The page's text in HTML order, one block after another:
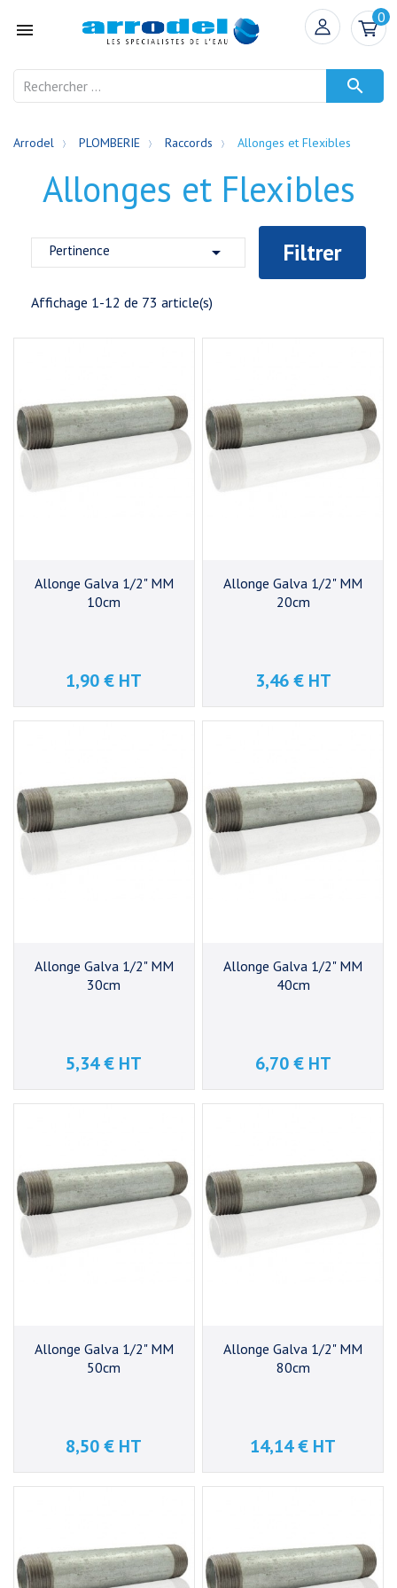

0

Arrodel PLOMBERIE Raccords Allonges et Flexibles
Allonges et Flexibles
Pertinence  Filtrer
Affichage 1-12 de 73 article(s)
Allonge Galva 1/2" MM
10cm
Prix
1,90 € HT
Allonge Galva 1/2" MM
20cm
Prix
3,46 € HT
Allonge Galva 1/2" MM
30cm
Prix
5,34 € HT
Allonge Galva 1/2" MM
40cm
Prix
6,70 € HT
Allonge Galva 1/2" MM
50cm
Prix
8,50 € HT
Allonge Galva 1/2" MM
80cm
Prix
14,14 € HT